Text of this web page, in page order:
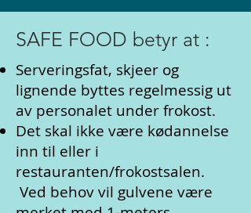
SAFE FOOD betyr at :
Serveringsfat, skjeer og
lignende byttes regelmessig ut
av personalet under frokost.
Det skal ikke være kødannelse
inn til eller i
restauranten/frokostsalen.
Ved behov vil gulvene være